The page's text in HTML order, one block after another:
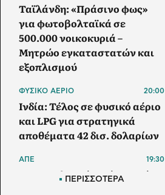
Ταϊλάνδη: «Πράσινο φως»
για φωτοβολταϊκά σε
500.000 νοικοκυριά –
Μητρώο εγκαταστατών και
εξοπλισμού
ΦΥΣΙΚΟ ΑΕΡΙΟ 20:00
Ινδία: Τέλος σε φυσικό αέριο
και LPG για στρατηγικά
αποθέματα 42 δισ. δολαρίων
ΑΠΕ 19:30
Μπανγκλαντές: Πάνω από 1
ΠΕΡΙΣΣΟΤΕΡΑ